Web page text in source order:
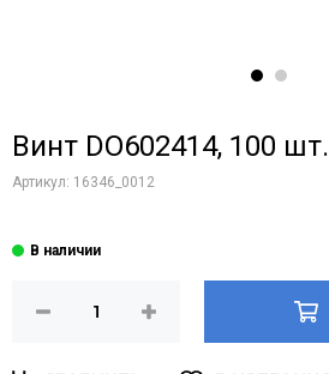
Винт DO602414, 100 шт.
Артикул: 16346_0012